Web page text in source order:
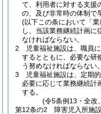
て、利用者に対する支援
の、及び非常時の体制で
(以下この条において「
し、当該業務継続計画に
なければならない。
2
児童福祉施設は、職員
するとともに、必要な研
う努めなければならない。
3
児童福祉施設は、定期
必要に応じて業務継続計
する。
(令5条例13・全改
第12条の2
障害児入所施